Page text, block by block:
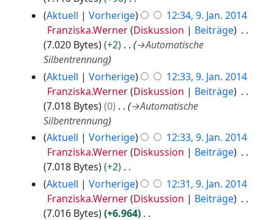
m
m
n
f
a
s
u
n
g
e
i
u
n
g
z
u
s
a
m
m
n
a
r
b
e
i
t
u
n
g
s
u
s
a
m
K
i
n
e
B
e
a
b
i
t
u
Aktuell Vorherige
12:34, 9. Jan. 2014
Franziska.Werner Diskussion
Beiträge
7.020 Bytes
+2 →Automatische
Silbentrennung
Aktuell
Vorherige
12:33, 9. Jan. 2014
Franziska.Werner Diskussion
Beiträge
7.018 Bytes
0 →Automatische
Silbentrennung
Aktuell
Vorherige
12:33, 9. Jan. 2014
Franziska.Werner Diskussion
Beiträge
7.018 Bytes
+2
K
i
Aktuell Vorherige
12:31, 9. Jan. 2014
Franziska.Werner Diskussion
Beiträge
7.016 Bytes
+6.964